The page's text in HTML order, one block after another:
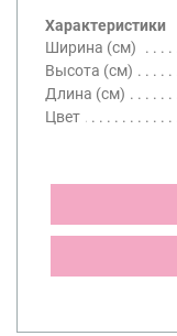
Характеристики
Ширина (см)
Высота (см)
Длина (см)
Цвет